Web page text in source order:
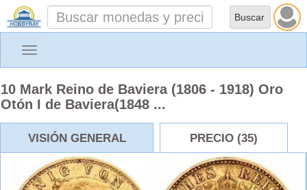
Toggle
10 Mark Reino de Baviera (1806 - 1918) Oro
Otón I de Baviera(1848 ...
VISIÓN GENERAL PRECIO (35)